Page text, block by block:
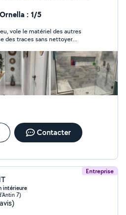
un expérience 27 ans et une
équipe de 5 personnes cdt
: 1/5
vole le matériel des autres
des traces sans nettoyer
qui a pas été repeint,
pas suffisamment dans le
présente des imperfections .
ne sélectionne des entrepreneurs
il ne reviendra pas ppur
Contacter
Entreprise
intérieure
7)